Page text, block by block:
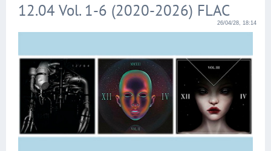
12.04 Vol. 1-6 (2020-2026) FLAC
26/04/28, 18:14